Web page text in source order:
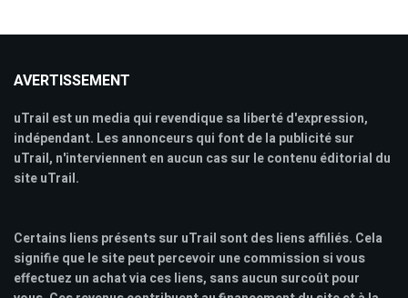
AVERTISSEMENT
uTrail est un media qui revendique sa liberté d'expression,
indépendant. Les annonceurs qui font de la publicité sur
uTrail, n'interviennent en aucun cas sur le contenu éditorial du
site uTrail.
Certains liens présents sur uTrail sont des liens affiliés. Cela
signifie que le site peut percevoir une commission si vous
effectuez un achat via ces liens, sans aucun surcoût pour